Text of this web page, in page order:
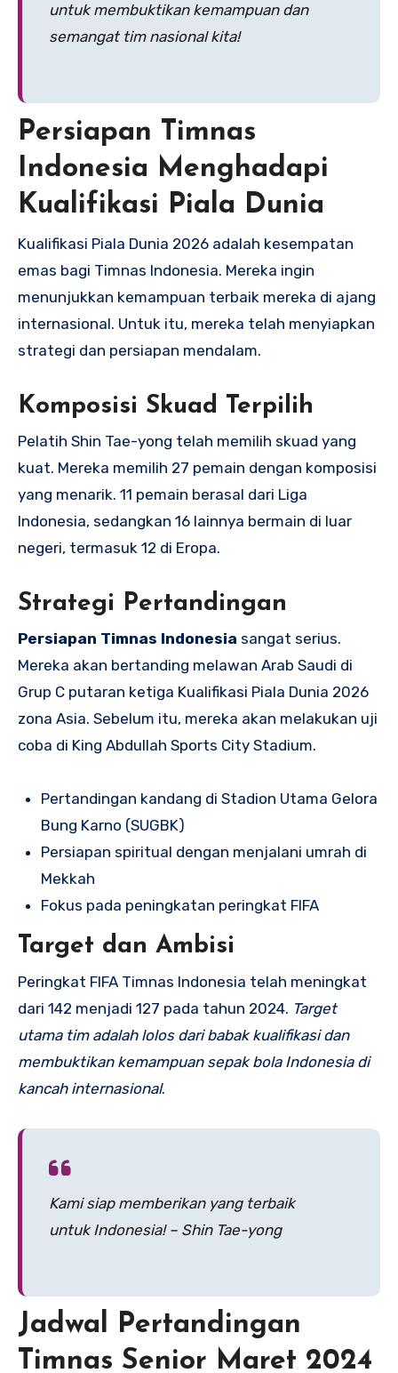
untuk membuktikan kemampuan dan
semangat tim nasional kita!
Persiapan Timnas
Indonesia Menghadapi
Kualifikasi Piala Dunia
Kualifikasi Piala Dunia 2026 adalah kesempatan
emas bagi Timnas Indonesia. Mereka ingin
menunjukkan kemampuan terbaik mereka di ajang
internasional. Untuk itu, mereka telah menyiapkan
strategi dan persiapan mendalam.
Komposisi Skuad Terpilih
Pelatih Shin Tae-yong telah memilih skuad yang
kuat. Mereka memilih 27 pemain dengan komposisi
yang menarik. 11 pemain berasal dari Liga
Indonesia, sedangkan 16 lainnya bermain di luar
negeri, termasuk 12 di Eropa.
Strategi Pertandingan
Persiapan Timnas Indonesia sangat serius.
Mereka akan bertanding melawan Arab Saudi di
Grup C putaran ketiga Kualifikasi Piala Dunia 2026
zona Asia. Sebelum itu, mereka akan melakukan uji
coba di King Abdullah Sports City Stadium.
Pertandingan kandang di Stadion Utama Gelora
Bung Karno (SUGBK)
Persiapan spiritual dengan menjalani umrah di
Mekkah
Fokus pada peningkatan peringkat FIFA
Target dan Ambisi
Peringkat FIFA Timnas Indonesia telah meningkat
dari 142 menjadi 127 pada tahun 2024. Target
utama tim adalah lolos dari babak kualifikasi dan
membuktikan kemampuan sepak bola Indonesia di
kancah internasional.
Kami siap memberikan yang terbaik
untuk Indonesia! – Shin Tae-yong
Jadwal Pertandingan
Timnas Senior Maret 2024